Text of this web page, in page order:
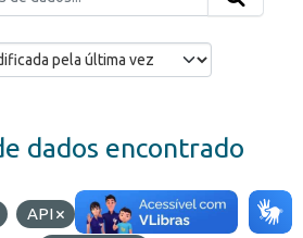
dados encontrado
API Etiquetas:
IED